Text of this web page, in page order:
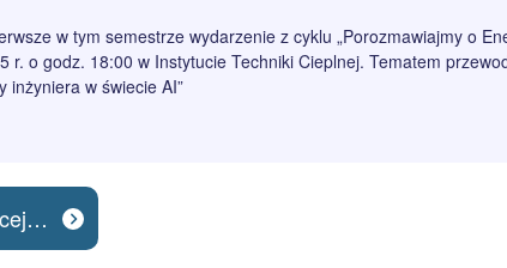
w tym semestrze wydarzenie z cyklu „Porozmawiajmy o
r. o godz. 18:00 w Instytucie Techniki Cieplnej. Tematem
inżyniera w świecie AI”